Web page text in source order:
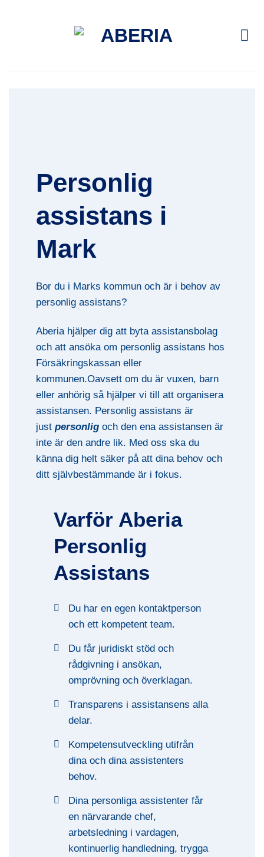
Personlig
assistans i
Mark
Bor du i Marks kommun och är i behov av
personlig assistans?
Aberia hjälper dig att byta assistansbolag
och att ansöka om personlig assistans hos
Försäkringskassan eller
kommunen.Oavsett om du är vuxen, barn
eller anhörig så hjälper vi till att organisera
assistansen. Personlig assistans är
justpersonligoch den ena assistansen är
inte är den andre lik. Med oss ska du
känna dig helt säker på att dina behov och
ditt självbestämmande är i fokus.
Varför Aberia
Personlig
Assistans
Du har en egen kontaktperson
och ett kompetent team.
Du får juridiskt stöd och
rådgivning i ansökan,
omprövning och överklagan.
Transparens i assistansens alla
delar.
Kompetensutveckling utifrån
dina och dina assistenters
behov.
Dina personliga assistenter får
en närvarande chef,
arbetsledning i vardagen,
kontinuerlig handledning, trygga